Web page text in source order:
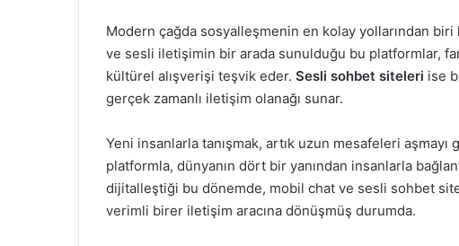
Modern çağda sosyalleşmenin en kolay yollarından biri
ve sesli iletişimin bir arada sunulduğu bu platformlar,
kültürel alışverişi teşvik eder. Sesli sohbet siteleri ise
gerçek zamanlı iletişim olanağı sunar.
Yeni insanlarla tanışmak, artık uzun mesafeleri
platformla, dünyanın dört bir yanından insanlarla
dijitalleştiği bu dönemde, mobil chat ve sesli sohbet
verimli birer iletişim aracına dönüşmüş durumda.